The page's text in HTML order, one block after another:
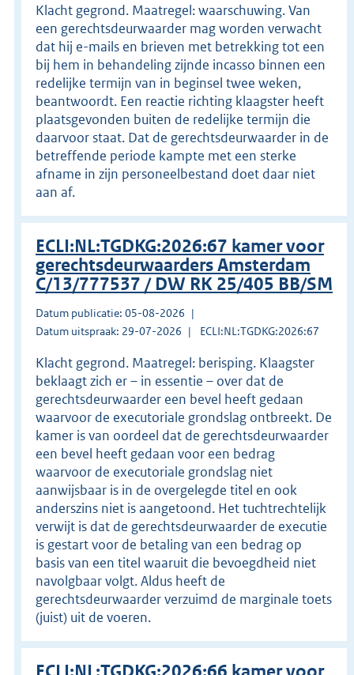
Klacht gegrond. Maatregel: waarschuwing. Van
een gerechtsdeurwaarder mag worden verwacht
dat hij e-mails en brieven met betrekking tot een
bij hem in behandeling zijnde incasso binnen een
redelijke termijn van in beginsel twee weken,
beantwoordt. Een reactie richting klaagster heeft
plaatsgevonden buiten de redelijke termijn die
daarvoor staat. Dat de gerechtsdeurwaarder in de
betreffende periode kampte met een sterke
afname in zijn personeelbestand doet daar niet
aan af.
ECLI:NL:TGDKG:2026:67 kamer voor
gerechtsdeurwaarders Amsterdam
C/13/777537 / DW RK 25/405 BB/SM
Datum publicatie: 05-08-2026
Datum uitspraak: 29-07-2026
ECLI:NL:TGDKG:2026:67
Klacht gegrond. Maatregel: berisping. Klaagster
beklaagt zich er – in essentie – over dat de
gerechtsdeurwaarder een bevel heeft gedaan
waarvoor de executoriale grondslag ontbreekt. De
kamer is van oordeel dat de gerechtsdeurwaarder
een bevel heeft gedaan voor een bedrag
waarvoor de executoriale grondslag niet
aanwijsbaar is in de overgelegde titel en ook
anderszins niet is aangetoond. Het tuchtrechtelijk
verwijt is dat de gerechtsdeurwaarder de executie
is gestart voor de betaling van een bedrag op
basis van een titel waaruit die bevoegdheid niet
navolgbaar volgt. Aldus heeft de
gerechtsdeurwaarder verzuimd de marginale toets
(juist) uit de voeren.